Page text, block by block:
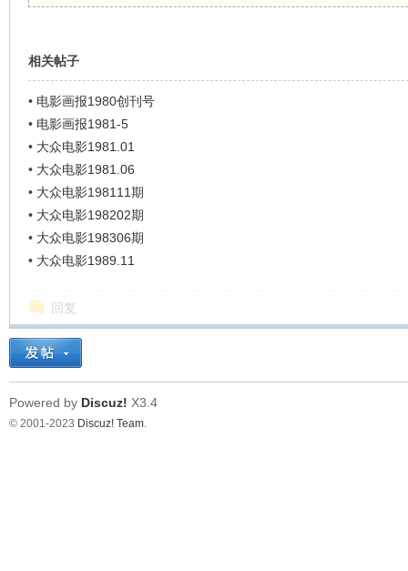
相关帖子
• 电影画报1980创刊号
• 电影画报1981-5
• 大众电影1981.01
• 大众电影1981.06
• 大众电影198111期
• 大众电影198202期
• 大众电影198306期
• 大众电影1989.11
回复
Powered by Discuz! X3.4
© 2001-2023 Discuz! Team.